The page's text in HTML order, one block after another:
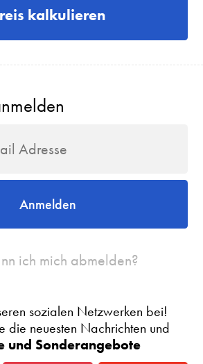
kalkulieren
Anmelden
ich mich abmelden?
sozialen Netzwerken bei!
die neuesten Nachrichten und
und Sonderangebote